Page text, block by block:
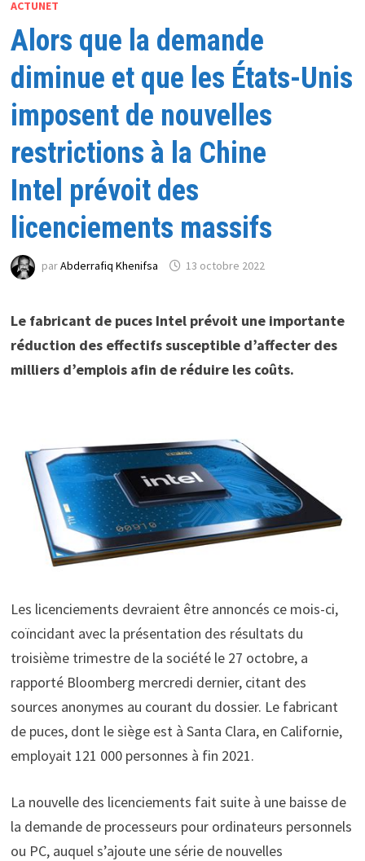
ACTUNET
Alors que la demande
diminue et que les États-Unis
imposent de nouvelles
restrictions à la Chine
Intel prévoit des
licenciements massifs
parAbderrafiq Khenifsa 13 octobre 2022
Le fabricant de puces Intel prévoit une importante
réduction des effectifs susceptible d’affecter des
milliers d’emplois afin de réduire les coûts.
Les licenciements devraient être annoncés ce mois-ci,
coïncidant avec la présentation des résultats du
troisième trimestre de la société le 27 octobre, a
rapporté Bloomberg mercredi dernier, citant des
sources anonymes au courant du dossier. Le fabricant
de puces, dont le siège est à Santa Clara, en Californie,
employait 121 000 personnes à fin 2021.
La nouvelle des licenciements fait suite à une baisse de
la demande de processeurs pour ordinateurs personnels
ou PC, auquel s’ajoute une série de nouvelles